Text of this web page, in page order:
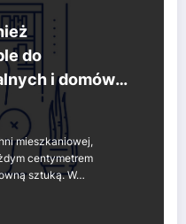
do
i domów –
na rzecz
mieszkaniowej,
centymetrem
sztuką. W…